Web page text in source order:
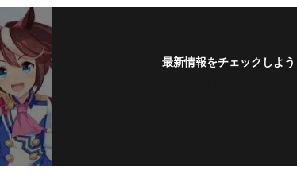
最新情報をチェックしよう